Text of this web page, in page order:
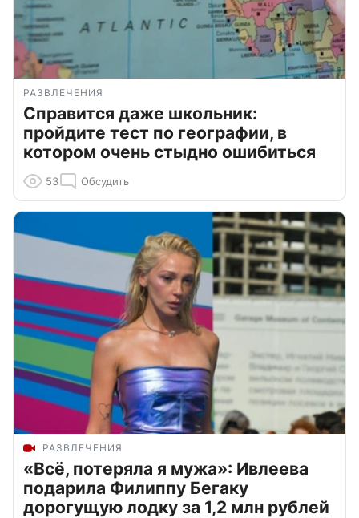
РАЗВЛЕЧЕНИЯ
Справится даже школьник:
пройдите тест по географии, в
котором очень стыдно ошибиться
53 Обсудить
РАЗВЛЕЧЕНИЯ
«Всё, потеряла я мужа»: Ивлеева
подарила Филиппу Бегаку
дорогущую лодку за 1,2 млн рублей